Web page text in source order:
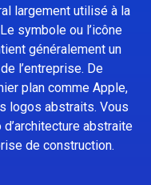
largement utilisé à la
symbole ou l’icône
généralement un
l’entreprise. De
plan comme Apple,
logos abstraits. Vous
abstraite
de construction.